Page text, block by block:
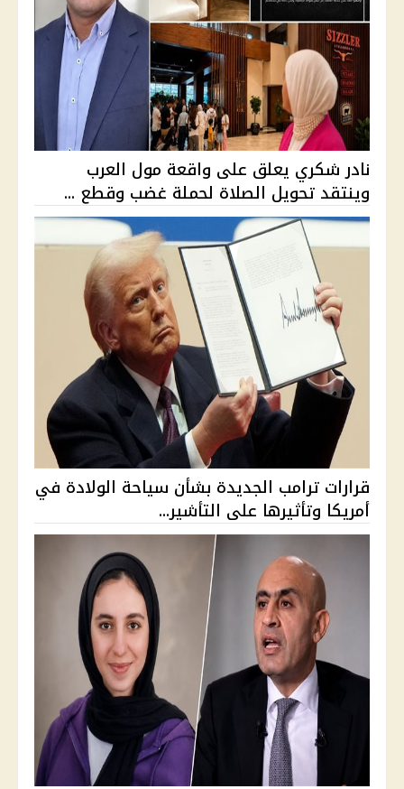
نادر شكري يعلق على واقعة مول العرب
وينتقد تحويل الصلاة لحملة غضب وقطع ...
قرارات ترامب الجديدة بشأن سياحة الولادة في
أمريكا وتأثيرها على التأشير...